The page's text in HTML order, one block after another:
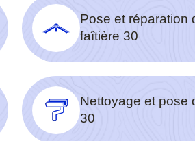
Pose et réparation
faîtière 30
Nettoyage et pose
30